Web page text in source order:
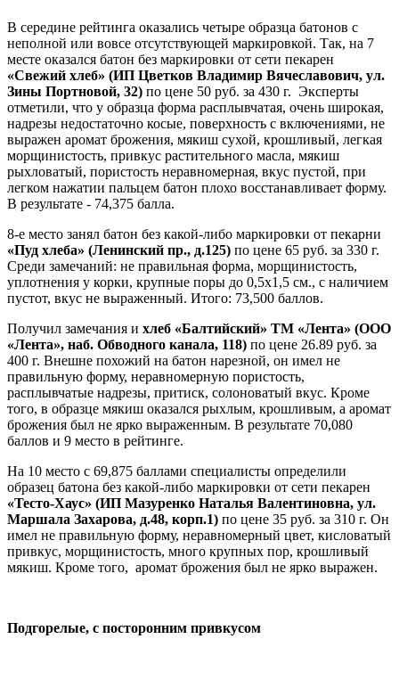
В середине рейтинга оказались четыре образца батонов с
неполной или вовсе отсутствующей маркировкой. Так, на 7
месте оказался батон без маркировки от сети пекарен
«Свежий хлеб» (ИП Цветков Владимир Вячеславович, ул.
Зины Портновой, 32) по цене 50 руб. за 430 г. Эксперты
отметили, что у образца форма расплывчатая, очень широкая,
надрезы недостаточно косые, поверхность с включениями, не
выражен аромат брожения, мякиш сухой, крошливый, легкая
морщинистость, привкус растительного масла, мякиш
рыхловатый, пористость неравномерная, вкус пустой, при
легком нажатии пальцем батон плохо восстанавливает форму.
В результате - 74,375 балла.
8-е место занял батон без какой-либо маркировки от пекарни
«Пуд хлеба» (Ленинский пр., д.125) по цене 65 руб. за 330 г.
Среди замечаний: не правильная форма, морщинистость,
уплотнения у корки, крупные поры до 0,5х1,5 см., с наличием
пустот, вкус не выраженный. Итого: 73,500 баллов.
Получил замечания и хлеб «Балтийский» ТМ «Лента» (ООО
«Лента», наб. Обводного канала, 118) по цене 26.89 руб. за
400 г. Внешне похожий на батон нарезной, он имел не
правильную форму, неравномерную пористость,
расплывчатые надрезы, притиск, солоноватый вкус. Кроме
того, в образце мякиш оказался рыхлым, крошливым, а аромат
брожения был не ярко выраженным. В результате 70,080
баллов и 9 место в рейтинге.
На 10 место с 69,875 баллами специалисты определили
образец батона без какой-либо маркировки от сети пекарен
«Тесто-Хаус» (ИП Мазуренко Наталья Валентиновна, ул.
Маршала Захарова, д.48, корп.1) по цене 35 руб. за 310 г. Он
имел не правильную форму, неравномерный цвет, кисловатый
привкус, морщинистость, много крупных пор, крошливый
мякиш. Кроме того, аромат брожения был не ярко выражен.
Подгорелые, с посторонним привкусом